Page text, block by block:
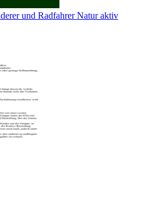
und Radfahrer Natur aktiv